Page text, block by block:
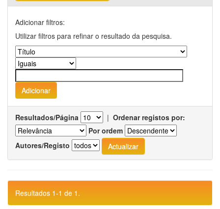
Adicionar filtros:
Utilizar filtros para refinar o resultado da pesquisa.
Resultados/Página | Ordenar registos por:
Por ordem
Autores/Registo
Resultados 1-1 de 1.